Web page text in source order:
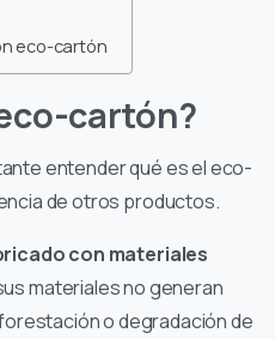
eco-cartón
cartón?
entender qué es el eco-
de otros productos.
con materiales
materiales no generan
o degradación de